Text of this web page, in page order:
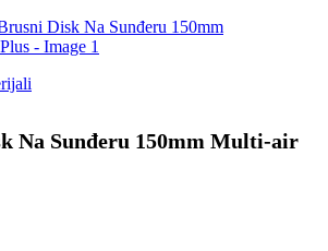
Na Sunđeru 150mm Multi-air